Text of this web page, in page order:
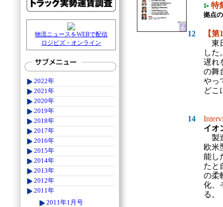
特
拠点
12
【
東
した
遅れ
の舞
やっ
どこ
14
イオ
製
欧米
能し
たと
の柔
化、
る。
物流ニュースをWEBで配信
ロジビズ・オンライン
2022年
2021年
2020年
2019年
2018年
2017年
2016年
2015年
2014年
2013年
2012年
2011年
2011年1月号